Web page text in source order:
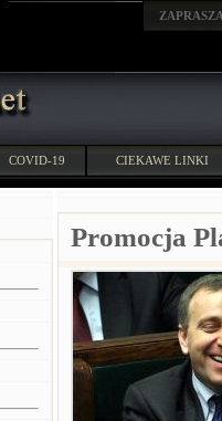
COVID-19 CIEKAWE LINKI
Promocja